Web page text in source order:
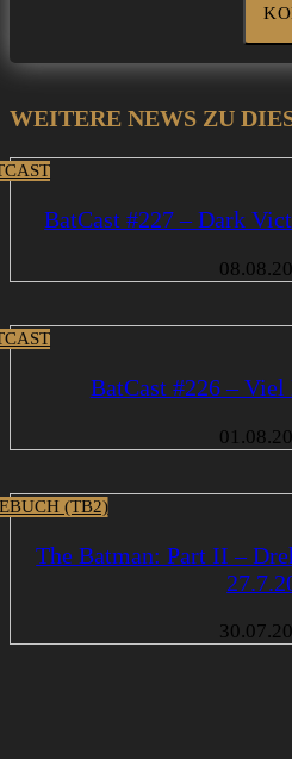
WEITERE NEWS ZU
BatCast #227 – Dark
BatCast #226 –
(TB2)
The Batman: Part II –